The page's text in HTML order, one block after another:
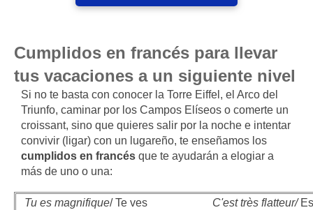
Cumplidos en francés para llevar
tus vacaciones a un siguiente nivel
Si no te basta con conocer la Torre Eiffel, el Arco del
Triunfo, caminar por los Campos Elíseos o comerte un
croissant, sino que quieres salir por la noche e intentar
convivir (ligar) con un lugareño, te enseñamos los
cumplidos en francés que te ayudarán a elogiar a
más de uno o una:
Tu es magnifique/ Te ves
C'est très flatteur/